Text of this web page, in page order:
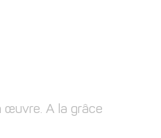
A la grâce